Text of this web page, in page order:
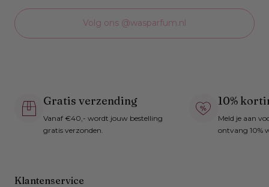
Volg ons @wasparfum.nl
Gratis verzending
Vanaf €40,- wordt jouw bestelling
gratis verzonden.
10%
Meld je aan
ontvang 10%
Klantenservice